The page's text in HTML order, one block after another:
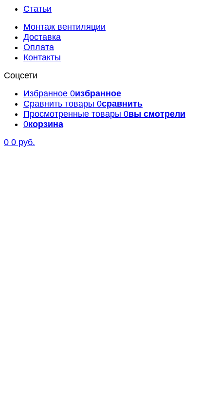
Статьи
Монтаж вентиляции
Доставка
Оплата
Контакты
Соцсети
Избранное 0избранное
Сравнить товары 0сравнить
Просмотренные товары 0вы смотрели
0корзина
0 0 руб.